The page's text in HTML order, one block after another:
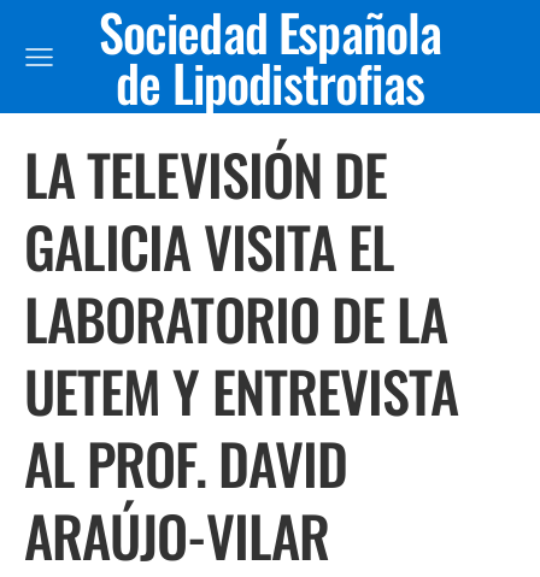
Sociedad Española
de Lipodistrofias
LA TELEVISIÓN DE
GALICIA VISITA EL
LABORATORIO DE LA
UETEM Y ENTREVISTA
AL PROF. DAVID
ARAÚJO-VILAR